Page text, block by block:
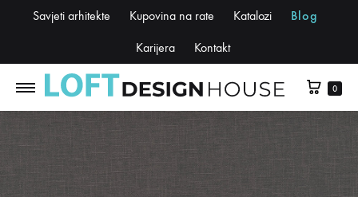
Savjeti arhitekte Kupovina na rate Katalozi Blog
Karijera Kontakt
0